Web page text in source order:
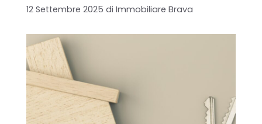
12 Settembre 2025 di Immobiliare Brava